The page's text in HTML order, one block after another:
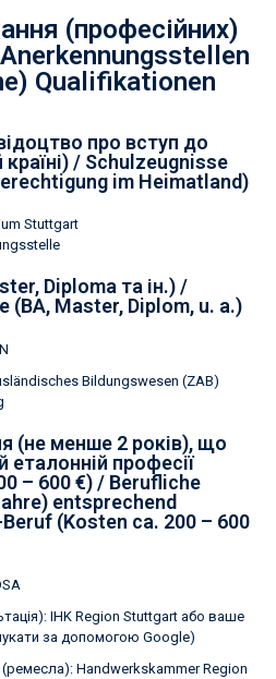
(професійних)
Qualifikationen
про вступ до
країні) / Schulzeugnisse
im Heimatland)
Stuttgart
Diploma та ін.) /
Master, Diplom, u. a.)
Bildungswesen (ZAB)
(не менше 2 років), що
еталонній професії
– 600 €) / Berufliche
entsprechend
(Kosten ca. 200 – 600
IHK Region Stuttgart або ваше
за допомогою Google)
Handwerkskammer Region